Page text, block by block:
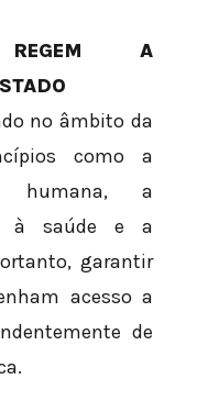
REGEM A
no âmbito da
como a
humana, a
à saúde e a
garantir
acesso a
de